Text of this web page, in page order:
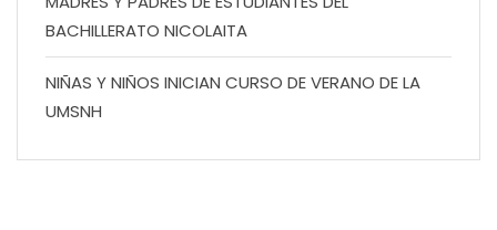
BACHILLERATO NICOLAITA
NIÑAS Y NIÑOS INICIAN CURSO DE VERANO DE LA
UMSNH